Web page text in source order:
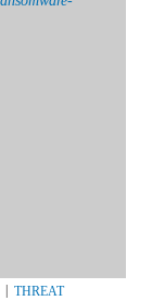
THREAT